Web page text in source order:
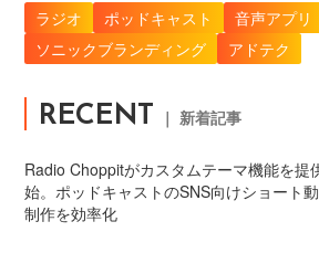
ラジオ ポッドキャスト 音声アプリ
ソニックブランディング
アドテク
RECENT ｜ 新着記事
Radio Choppitがカスタムテーマ機能を提
始。ポッドキャストのSNS向けショート
制作を効率化